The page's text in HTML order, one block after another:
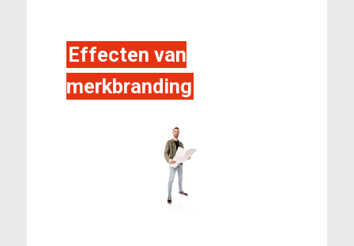
Effecten van
merkbranding